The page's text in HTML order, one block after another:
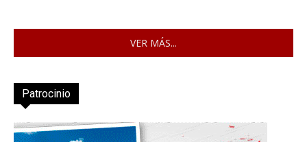
VER MÁS...
Patrocinio